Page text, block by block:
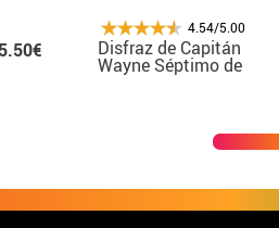
4.54/5.00
Disfraz de Capitán
Wayne Séptimo de
Caballería para